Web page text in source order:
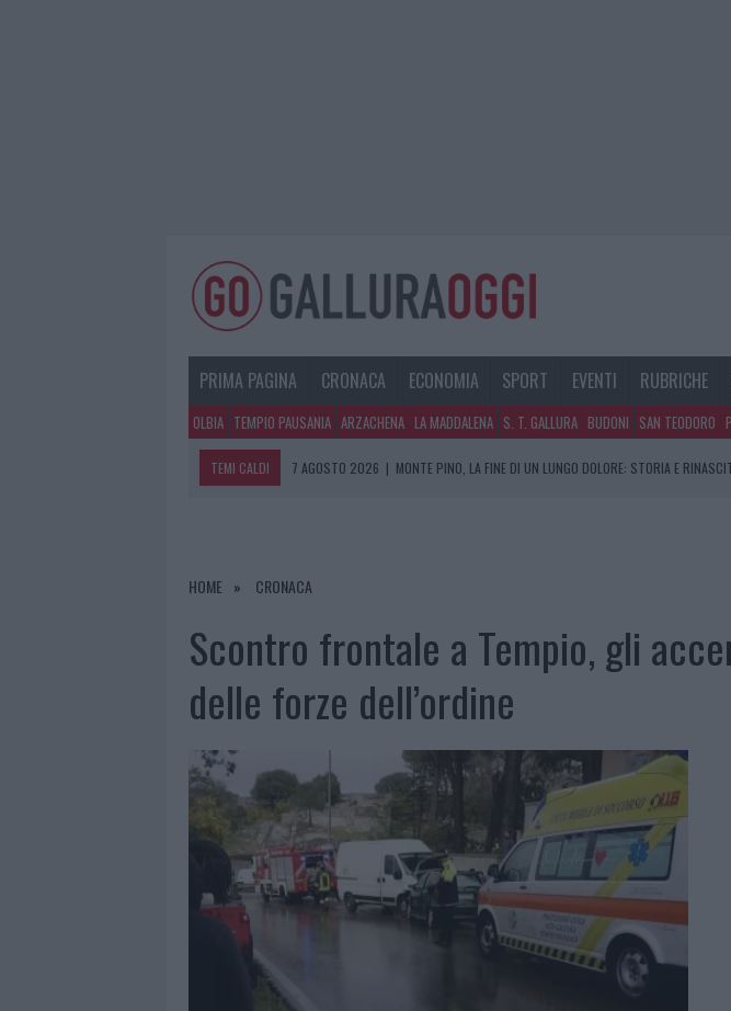
PRIMA PAGINA CRONACA ECONOMIA SPORT EVENTI RUBRICHE
OLBIA TEMPIO PAUSANIA ARZACHENA LA MADDALENA S. T. GALLURA BUDONI SAN TEODORO
TEMI CALDI 7 AGOSTO 2026 | MONTE PINO, LA FINE DI UN LUNGO DOLORE: STORIA E
7 AGOSTO 2026
|
7 AGOSTO 2026 | PAUSA CAFFÈ IMPECCABILE: COME SCEGLIERE LA SOLUZIONE IDEALE PER LA
HOME CRONACA
Scontro frontale a Tempio, gli
delle forze dell’ordine